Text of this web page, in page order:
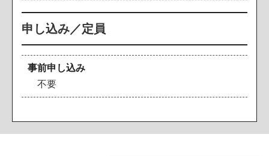
申し込み／定員
事前申し込み
不要